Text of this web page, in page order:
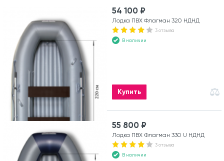
54 100 ₽
Лодка ПВХ Флагман 320 НДНД
3 отзыва
В наличии
Купить
55 800 ₽
Лодка ПВХ Флагман 330 U НДНД
3 отзыва
В наличии